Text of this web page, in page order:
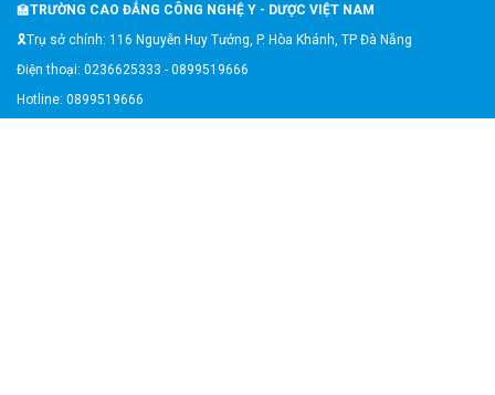
🏫TRƯỜNG CAO ĐẲNG CÔNG NGHỆ Y - DƯỢC VIỆT NAM
🎗️Trụ sở chính: 116 Nguyễn Huy Tưởng, P. Hòa Khánh, TP Đà Nẵng
Điện thoại: 0236625333 - 0899519666
Hotline: 0899519666